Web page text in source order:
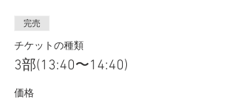
完売
チケットの種類
3部(13:40〜14:40)
価格